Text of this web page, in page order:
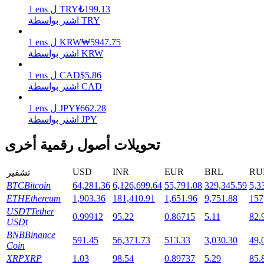
التوقيع المساحي
Launchpool
الرهان المرن لكسب العملات الرقمية الشهيرة
1 ens ل TRY₺199.13
اشتر بواسطة TRY
1 ens ل KRW₩5947.75
اشتر بواسطة KRW
1 ens ل CAD$5.86
اشتر بواسطة CAD
1 ens ل JPY¥662.28
اشتر بواسطة JPY
تحويلات أصول رقمية أخرى
تشفير USD INR EUR BRL
BTCBitcoin 64,281.36 6,126,699.64 55,791.08 329,345.59
ETHEthereum 1,903.36 181,410.91 1,651.96 9,751.88
USDTTether
USDt
0.99912 95.22 0.86715 5.11
BNBBinance
Coin
591.45 56,371.73 513.33 3,030.30
XRPXRP 1.03 98.54 0.89737 5.29